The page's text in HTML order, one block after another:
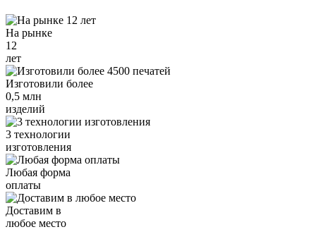
На рынке
12
лет
Изготовили более
0,5 млн
изделий
3 технологии
изготовления
Любая форма
оплаты
Доставим в
любое место